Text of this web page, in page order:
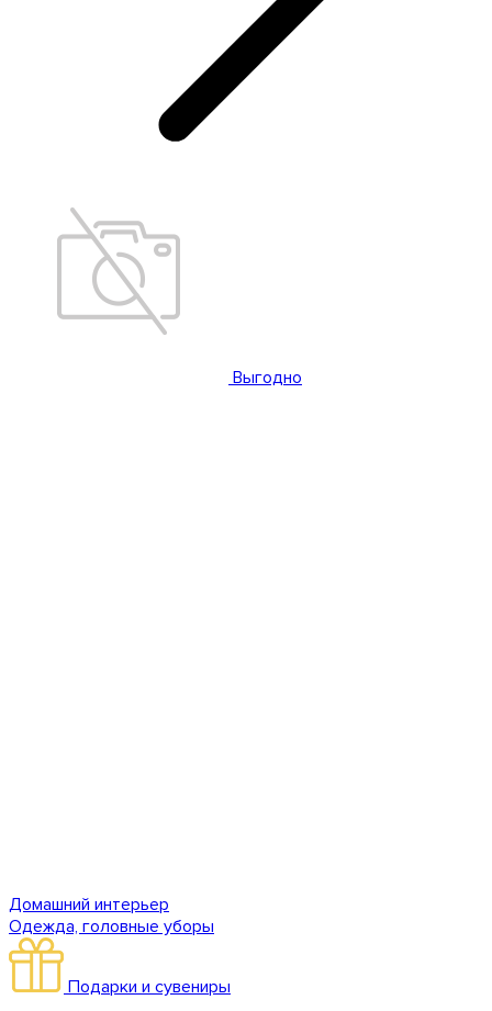
Выгодно
Домашний интерьер
Одежда, головные уборы
Подарки и сувениры